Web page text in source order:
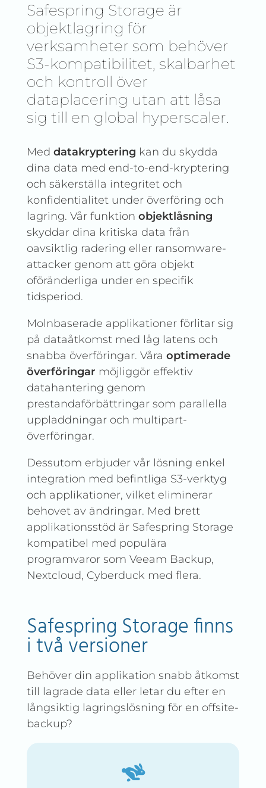
Safespring Storage är
objektlagring för
verksamheter som behöver
S3-kompatibilitet, skalbarhet
och kontroll över
dataplacering utan att låsa
sig till en global hyperscaler.
Med datakryptering kan du skydda
dina data med end-to-end-kryptering
och säkerställa integritet och
konfidentialitet under överföring och
lagring. Vår funktion objektlåsning
skyddar dina kritiska data från
oavsiktlig radering eller ransomware-
attacker genom att göra objekt
oföränderliga under en specifik
tidsperiod.
Molnbaserade applikationer förlitar sig
på dataåtkomst med låg latens och
snabba överföringar. Våra optimerade
överföringar möjliggör effektiv
datahantering genom
prestandaförbättringar som parallella
uppladdningar och multipart-
överföringar.
Dessutom erbjuder vår lösning enkel
integration med befintliga S3-verktyg
och applikationer, vilket eliminerar
behovet av ändringar. Med brett
applikationsstöd är Safespring Storage
kompatibel med populära
programvaror som Veeam Backup,
Nextcloud, Cyberduck med flera.
Safespring Storage finns
i två versioner
Behöver din applikation snabb åtkomst
till lagrade data eller letar du efter en
långsiktig lagringslösning för en offsite-
backup?